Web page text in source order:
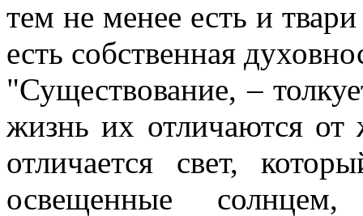
тем не менее есть и
есть собственная
"Существование, –
жизнь их отличаются от
отличается свет,
освещенные